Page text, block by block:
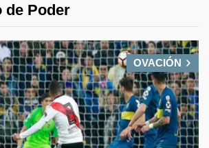
de Poder
OVACIÓN